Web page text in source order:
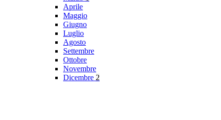
Aprile
Maggio
Giugno
Luglio
Agosto
Settembre
Ottobre
Novembre
Dicembre 2